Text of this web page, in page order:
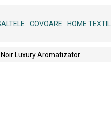
COVOARE HOME TEXTIL
Noir Luxury Aromatizator